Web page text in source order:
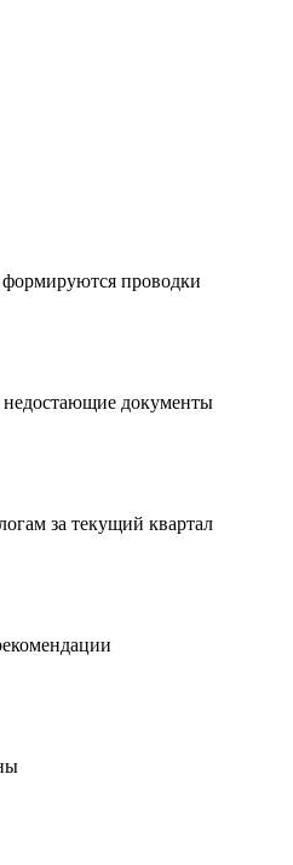
формируются проводки
недостающие документы
за текущий квартал